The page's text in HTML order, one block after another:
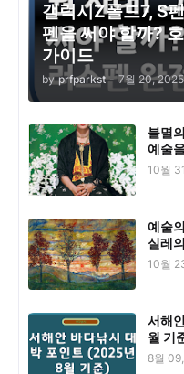
갤럭시Z폴드7, S
펜을 써야 할까?
가이드
by prfparkst - 7월 20, 2025
불멸
예술
10월
예술
실레
10월
서해
월 기
8월